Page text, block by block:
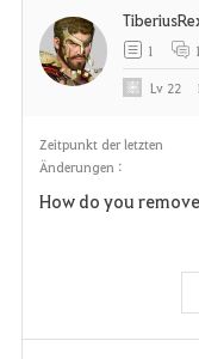
Zeitpunkt der letzten
Änderungen :
How do you
1 1
Lv 22